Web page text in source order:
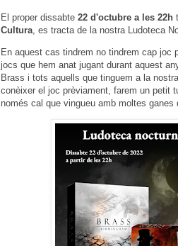
El proper dissabte 22 d'octubre a les 22h
Cultura , es tracta de la nostra Ludoteca
En aquest cas tindrem no tindrem cap joc
jocs que hem anat jugant durant aquest
Brass i tots aquells que tinguem a la
conèixer el joc prèviament, farem un petit
només cal que vingueu amb moltes ganes